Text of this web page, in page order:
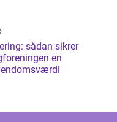
sådan sikrer
en